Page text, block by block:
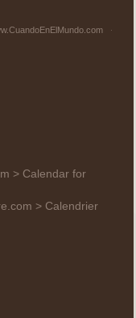
> Calendar for
> Calendrier